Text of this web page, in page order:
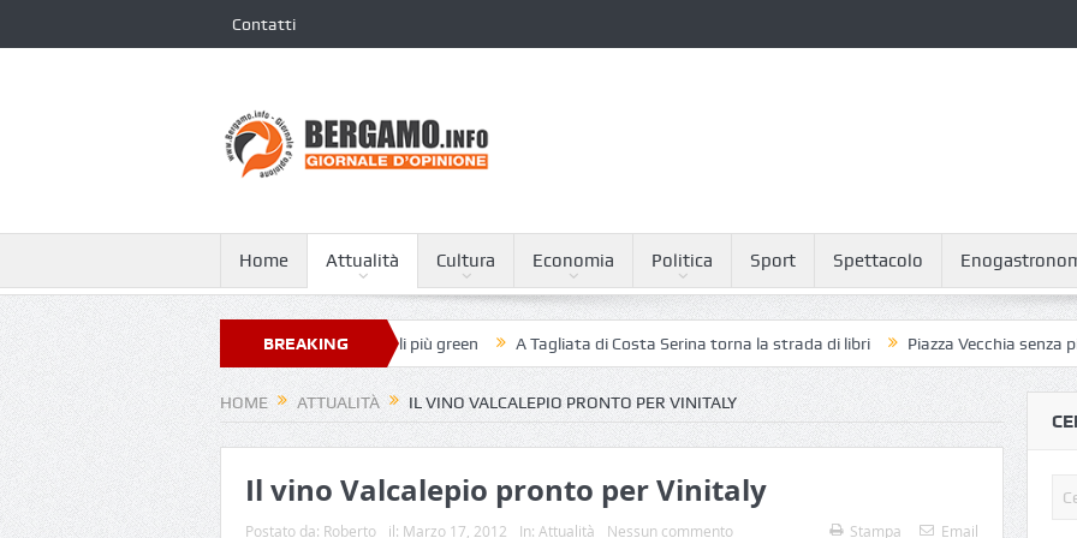
Contatti
Home Attualità Cultura Economia Politica Sport Spettacolo
BREAKING
NEWS
XXIII nella classifica dei 250 ospedali più green A Tagliata di Costa Serina torna la strada di libri Piazza Vecchia senza piccioni: il
HOME ATTUALITÀ IL VINO VALCALEPIO PRONTO PER VINITALY
Il vino Valcalepio pronto per Vinitaly
Postato da: Roberto il: Marzo 17, 2012 In: Attualità Nessun commento Stampa Email